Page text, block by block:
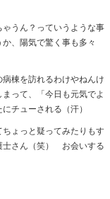
うん？っていうような事
、陽気で驚く事も多々
棟を訪れるわけやねんけ
って、「今日も元気でよ
チューされる（汗）
ょっと疑ってみたりもす
士さん（笑） お会いする